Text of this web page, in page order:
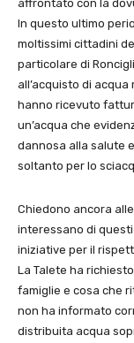
affrontato con la
In questo ultimo
moltissimi cittadini
particolare di
all’acquisto di
hanno ricevuto
un’acqua che
dannosa alla salute
soltanto per lo
Chiedono ancora
interessano di
iniziative per il
La Talete ha
famiglie e cosa che
non ha informato
distribuita acqua